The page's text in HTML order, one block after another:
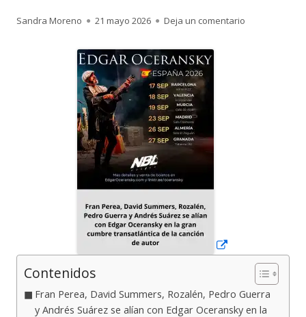
Autor
Sandra Moreno
Publicado
21 mayo 2026 Deja un comentario
Contenidos
Fran Perea, David Summers, Rozalén, Pedro Guerra
y Andrés Suárez se alían con Edgar Oceransky en la